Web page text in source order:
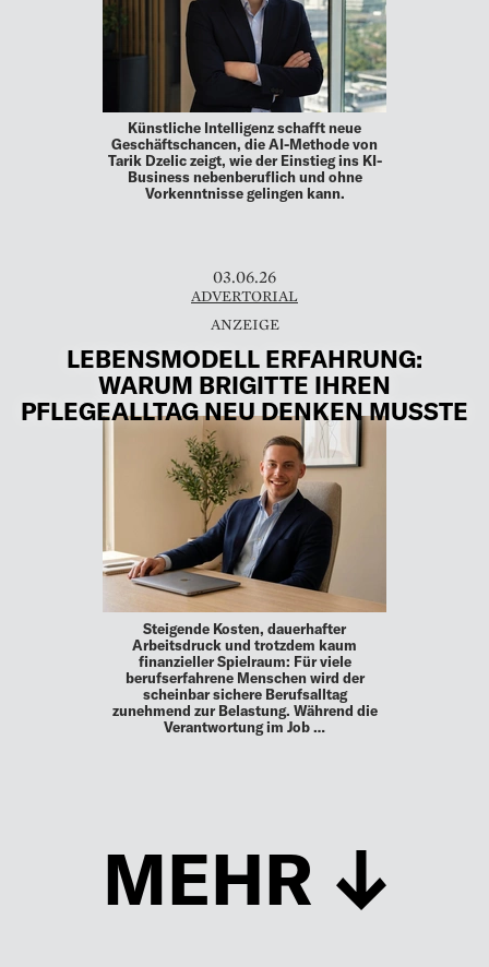
Künstliche Intelligenz schafft neue
Geschäftschancen, die AI-Methode von
Tarik Dzelic zeigt, wie der Einstieg ins KI-
Business nebenberuflich und ohne
Vorkenntnisse gelingen kann.
03.06.26
ADVERTORIAL
LEBENSMODELL ERFAHRUNG:
WARUM BRIGITTE IHREN
PFLEGEALLTAG NEU DENKEN MUSSTE
Steigende Kosten, dauerhafter
Arbeitsdruck und trotzdem kaum
finanzieller Spielraum: Für viele
berufserfahrene Menschen wird der
scheinbar sichere Berufsalltag
zunehmend zur Belastung. Während die
Verantwortung im Job …
MEHR